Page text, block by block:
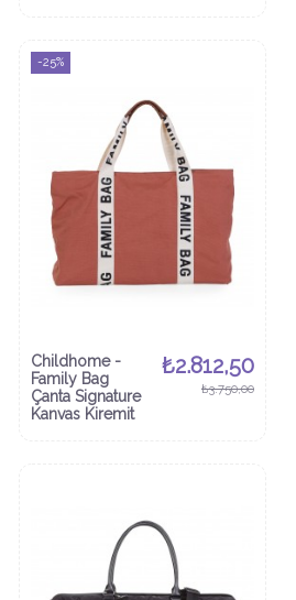
-25%
Childhome -
Family Bag
Çanta Signature
Kanvas Kiremit
₺2.812,50
₺3.750,00